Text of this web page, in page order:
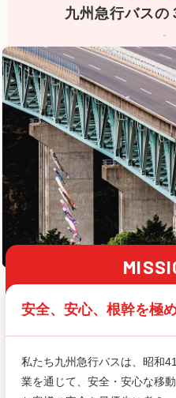
九州急行バスの
安全、安心、根幹を極
私たち九州急行バスは、昭和
業を通じて、安全・安心な移